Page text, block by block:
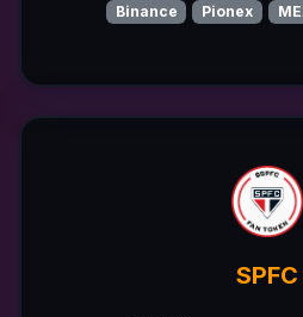
Binance Pionex
SPFC